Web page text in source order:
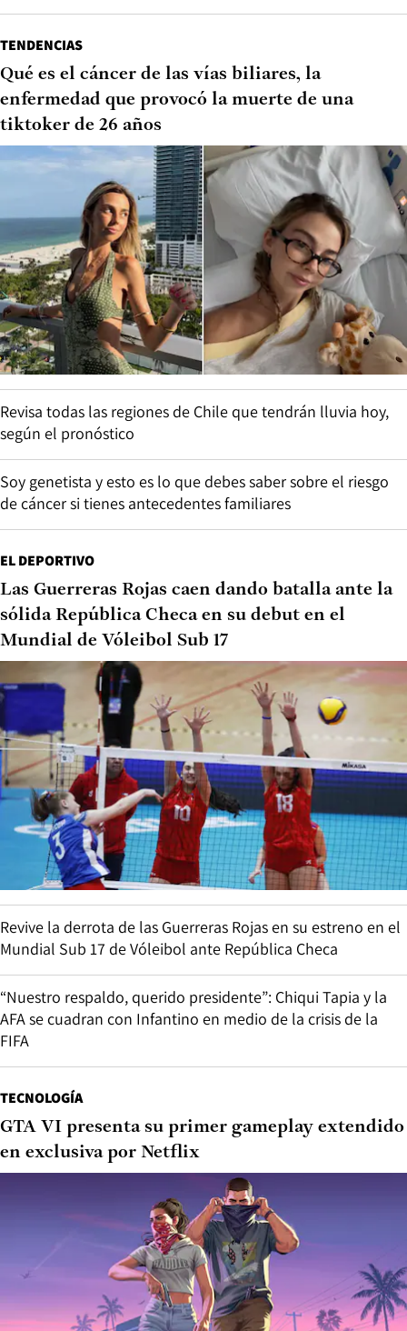
TENDENCIAS
Qué es el cáncer de las vías biliares, la
enfermedad que provocó la muerte de una
tiktoker de 26 años
Revisa todas las regiones de Chile que tendrán lluvia hoy,
según el pronóstico
Soy genetista y esto es lo que debes saber sobre el riesgo
de cáncer si tienes antecedentes familiares
EL DEPORTIVO
Las Guerreras Rojas caen dando batalla ante la
sólida República Checa en su debut en el
Mundial de Vóleibol Sub 17
Revive la derrota de las Guerreras Rojas en su estreno en el
Mundial Sub 17 de Vóleibol ante República Checa
“Nuestro respaldo, querido presidente”: Chiqui Tapia y la
AFA se cuadran con Infantino en medio de la crisis de la
FIFA
TECNOLOGÍA
GTA VI presenta su primer gameplay extendido
en exclusiva por Netflix